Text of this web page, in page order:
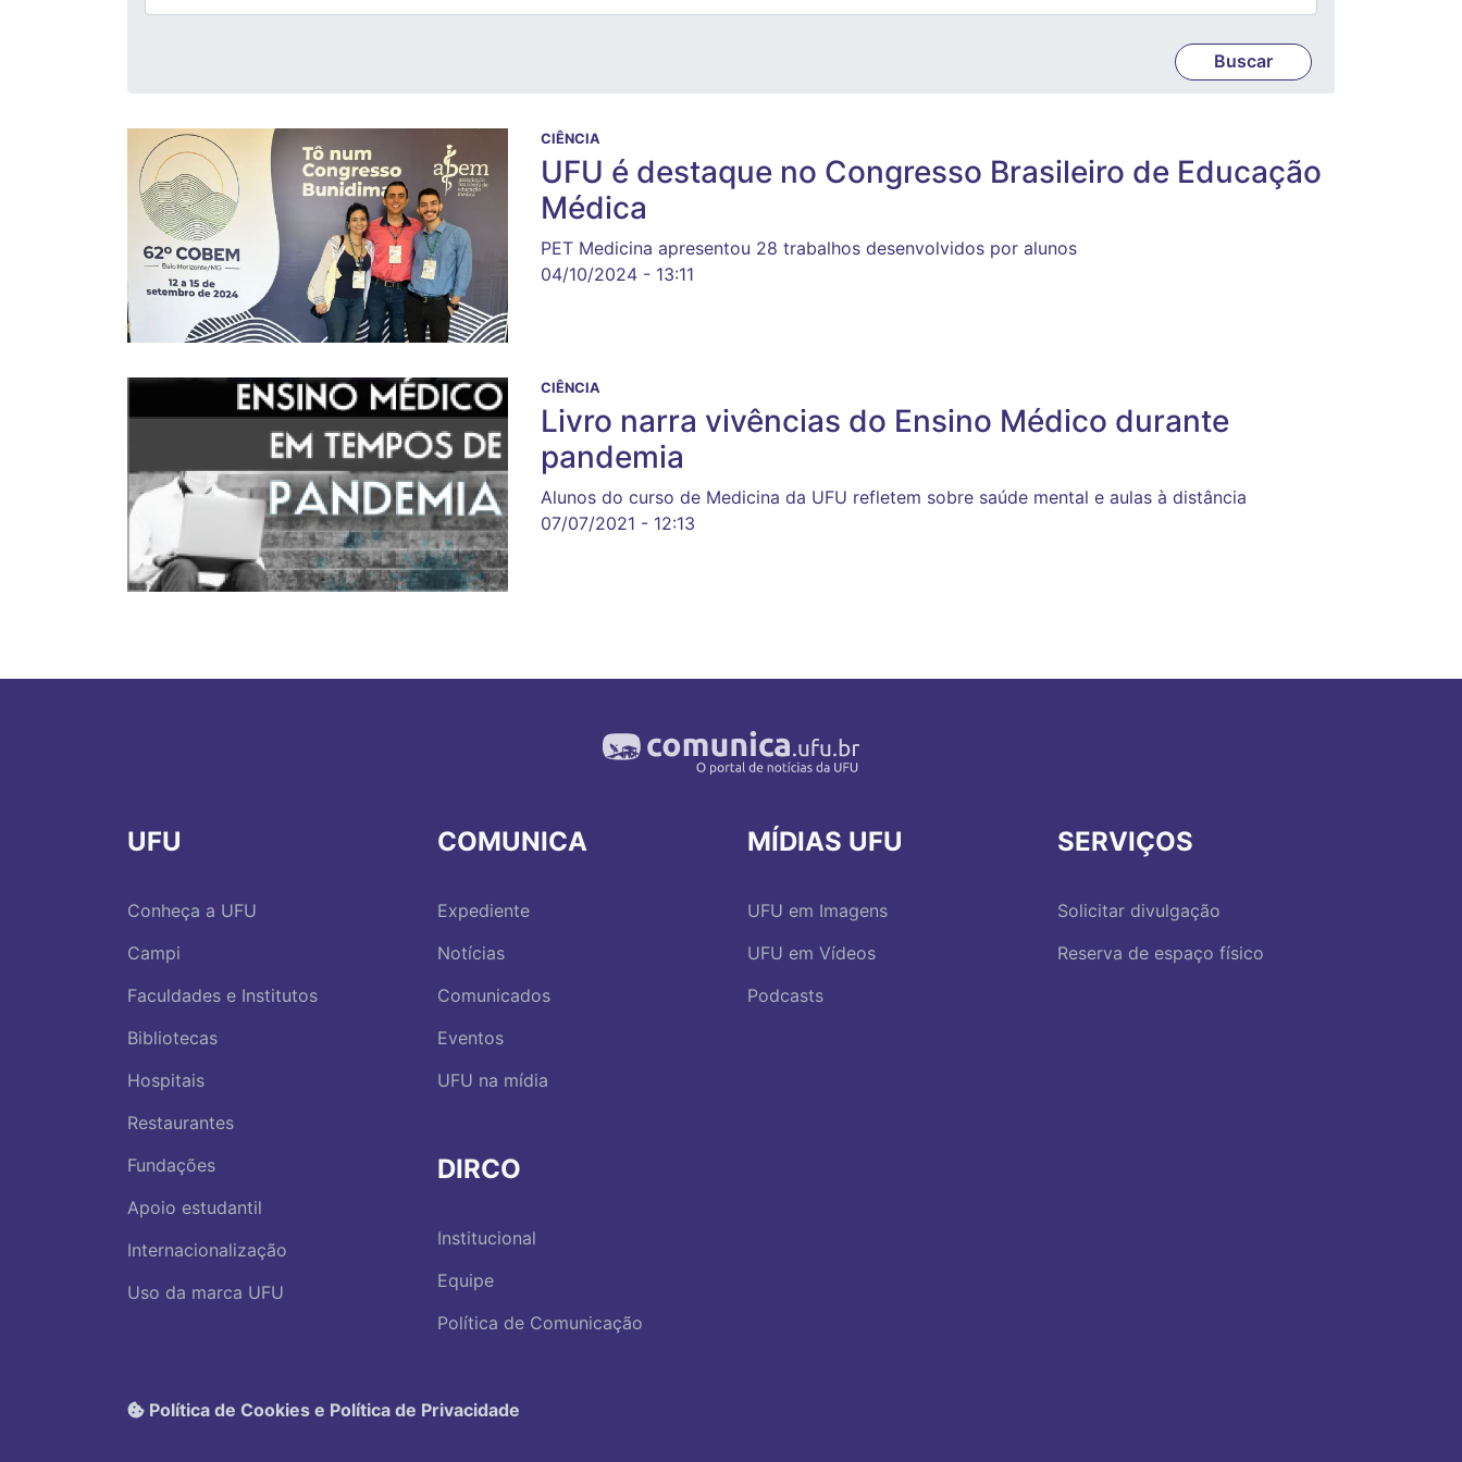
CIÊNCIA
UFU é destaque no Congresso Brasileiro de Educação
Médica
PET Medicina apresentou 28 trabalhos desenvolvidos por alunos
04/10/2024 - 13:11
CIÊNCIA
Livro narra vivências do Ensino Médico durante
pandemia
Alunos do curso de Medicina da UFU refletem sobre saúde mental e aulas à distância
07/07/2021 - 12:13
UFU
Conheça a UFU
Campi
Faculdades e Institutos
Bibliotecas
Hospitais
Restaurantes
Fundações
Apoio estudantil
Internacionalização
Uso da marca UFU
COMUNICA
Expediente
Notícias
Comunicados
Eventos
UFU na mídia
DIRCO
Institucional
Equipe
Política de Comunicação
MÍDIAS UFU
UFU em Imagens
UFU em Vídeos
Podcasts
SERVIÇOS
Solicitar divulgação
Reserva de espaço físico
Política de Cookies e Política de Privacidade